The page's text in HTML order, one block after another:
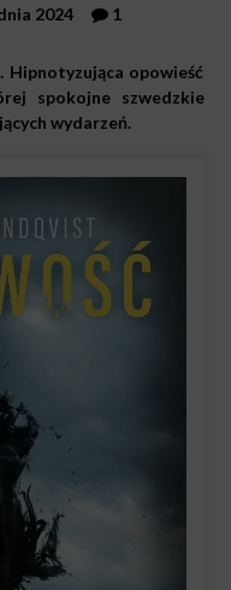
2024 1
Hipnotyzująca opowieść
spokojne szwedzkie
wydarzeń.